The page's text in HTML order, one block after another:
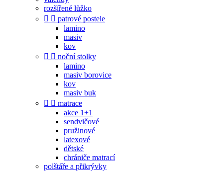
rozšířené lůžko
  patrové postele
lamino
masiv
kov
  noční stolky
lamino
masiv borovice
kov
masiv buk
  matrace
akce 1+1
sendvičové
pružinové
latexové
dětské
chrániče matrací
polštáře a přikrývky